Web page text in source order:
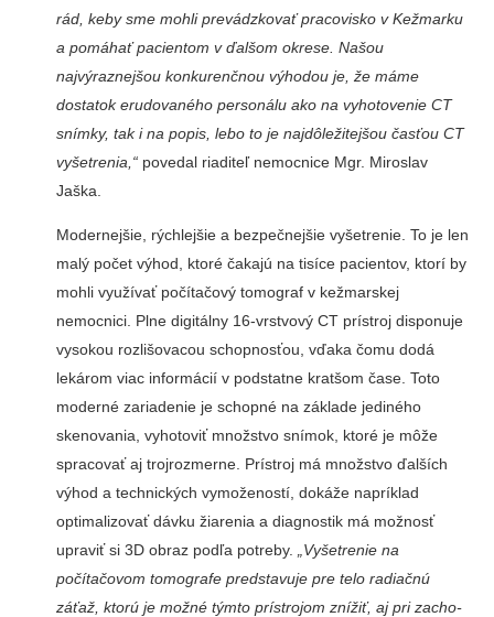
rád, keby sme mohli prevádzkovať praco­visko v Kežmarku
a pomáhať pacientom v ďalšom okrese. Našou
najvýraznejšou konku­renčnou výhodou je, že máme
dostatok erudovaného perso­nálu ako na vyhotovenie CT
snímky, tak i na popis, lebo to je najdôležitejšou časťou CT
vyšetrenia,“ povedal riaditeľ nemocnice Mgr. Miroslav
Jaška.
Modernejšie, rýchlejšie a bezpečnejšie vyšetrenie. To je len
malý počet výhod, ktoré čakajú na tisíce pacien­tov, ktorí by
mohli využívať počítačový tomograf v kež­marskej
nemocnici. Plne digitálny 16-vrstvový CT prístroj disponuje
vysokou rozlišovacou schopnosťou, vďaka čomu dodá
lekárom viac informácií v podstatne kratšom čase. Toto
moderné zariadenie je schopné na základe jediného
skenovania, vyhotoviť množstvo snímok, ktoré je môže
spracovať aj trojrozmerne. Prístroj má množstvo ďalších
výhod a technických vymožeností, dokáže napríklad
optimalizo­vať dávku žiarenia a diagnos­tik má možnosť
upraviť si 3D obraz podľa potreby.
„Vyšetre­nie na
počítačovom tomografe predstavuje pre telo radiačnú
záťaž, ktorú je možné týmto prístrojom znížiť, aj pri zacho­